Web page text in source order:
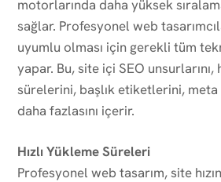
motorlarında daha yüksek
sağlar. Profesyonel web
uyumlu olması için gerekli tüm
yapar. Bu, site içi SEO unsurlarını,
sürelerini, başlık etiketlerini, meta
daha fazlasını içerir.
Hızlı Yükleme Süreleri
Profesyonel web tasarım, site